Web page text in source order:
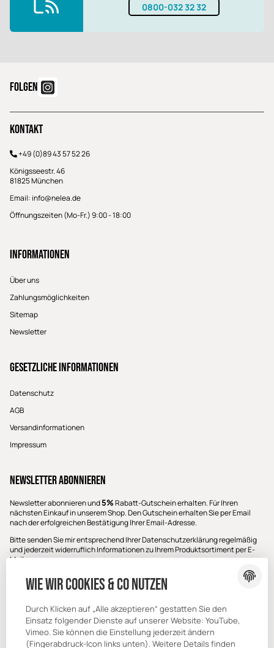
0800-032 32 32
FOLGEN
Kontakt
+49 (0)89 43 57 52 26
Königsseestr. 46
81825 München
Email: info@nelea.de
Öffnungszeiten (Mo-Fr.) 9:00 - 18:00
Informationen
Über uns
Zahlungsmöglichkeiten
Sitemap
Newsletter
Gesetzliche Informationen
Datenschutz
AGB
Versandinformationen
Impressum
Newsletter Abonnieren
Newsletter abonnieren und5%Rabatt-Gutschein erhalten. Für Ihren
nächsten Einkauf in unserem Shop. Den Gutschein erhalten Sie per Email
nach der erfolgreichen Bestätigung Ihrer Email-Adresse.
Bitte senden Sie mir entsprechend IhrerDatenschutzerklärungregelmäßig
und jederzeit widerruflich Informationen zu Ihrem Produktsortiment per E-
Mail zu.
E-Mail-Adresse
Wie wir Cookies & Co nutzen
Durch Klicken auf „Alle akzeptieren“ gestatten Sie den
Einsatz folgender Dienste auf unserer Website: YouTube,
Vimeo. Sie können die Einstellung jederzeit ändern
(Fingerabdruck-Icon links unten). Weitere Details finden